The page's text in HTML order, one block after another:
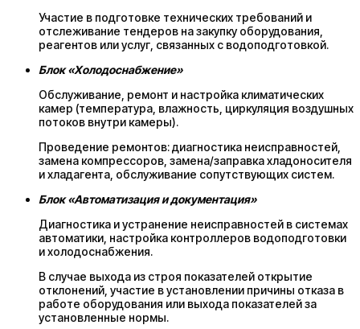
Участие в подготовке технических требований и
отслеживание тендеров на закупку оборудования,
реагентов или услуг, связанных с водоподготовкой.
Блок «Холодоснабжение»
Обслуживание, ремонт и настройка климатических
камер (температура, влажность, циркуляция воздушных
потоков внутри камеры).
Проведение ремонтов: диагностика неисправностей,
замена компрессоров, замена/заправка хладоносителя
и хладагента, обслуживание сопутствующих систем.
Блок «Автоматизация и документация»
Диагностика и устранение неисправностей в системах
автоматики, настройка контроллеров водоподготовки
и холодоснабжения.
В случае выхода из строя показателей открытие
отклонений, участие в установлении причины отказа в
работе оборудования или выхода показателей за
установленные нормы.